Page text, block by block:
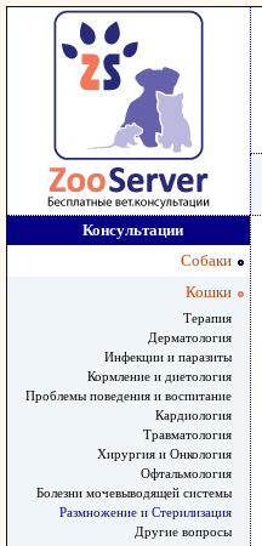
Консультации
Собаки
Кошки
Терапия
Дерматология
Инфекции и паразиты
Кормление и диетология
Проблемы поведения и воспитание
Кардиология
Травматология
Хирургия и Онкология
Офтальмология
Болезни мочевыводящей системы
Размножение и Стерилизация
Другие вопросы